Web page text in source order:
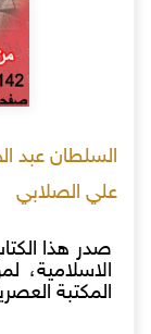
السلطان عبد
علي الصلابي
صدر هذا
الاسلامية،
المكتبة